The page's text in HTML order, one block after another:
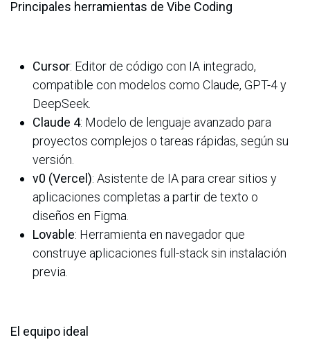
Principales herramientas de Vibe Coding
Cursor: Editor de código con IA integrado,
compatible con modelos como Claude, GPT-4 y
DeepSeek.
Claude 4: Modelo de lenguaje avanzado para
proyectos complejos o tareas rápidas, según su
versión.
v0 (Vercel): Asistente de IA para crear sitios y
aplicaciones completas a partir de texto o
diseños en Figma.
Lovable: Herramienta en navegador que
construye aplicaciones full-stack sin instalación
previa.
El equipo ideal